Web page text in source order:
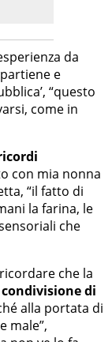
da
e
“questo
come in
con mia nonna
“il fatto di
la farina, le
che
che la
condivisione di
alla portata di
male”,